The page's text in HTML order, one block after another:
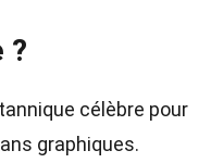
?
célèbre pour
graphiques.